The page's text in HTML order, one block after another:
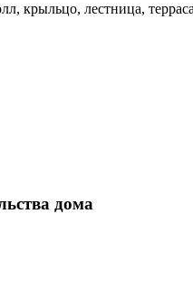
крыльцо, лестница,
дома